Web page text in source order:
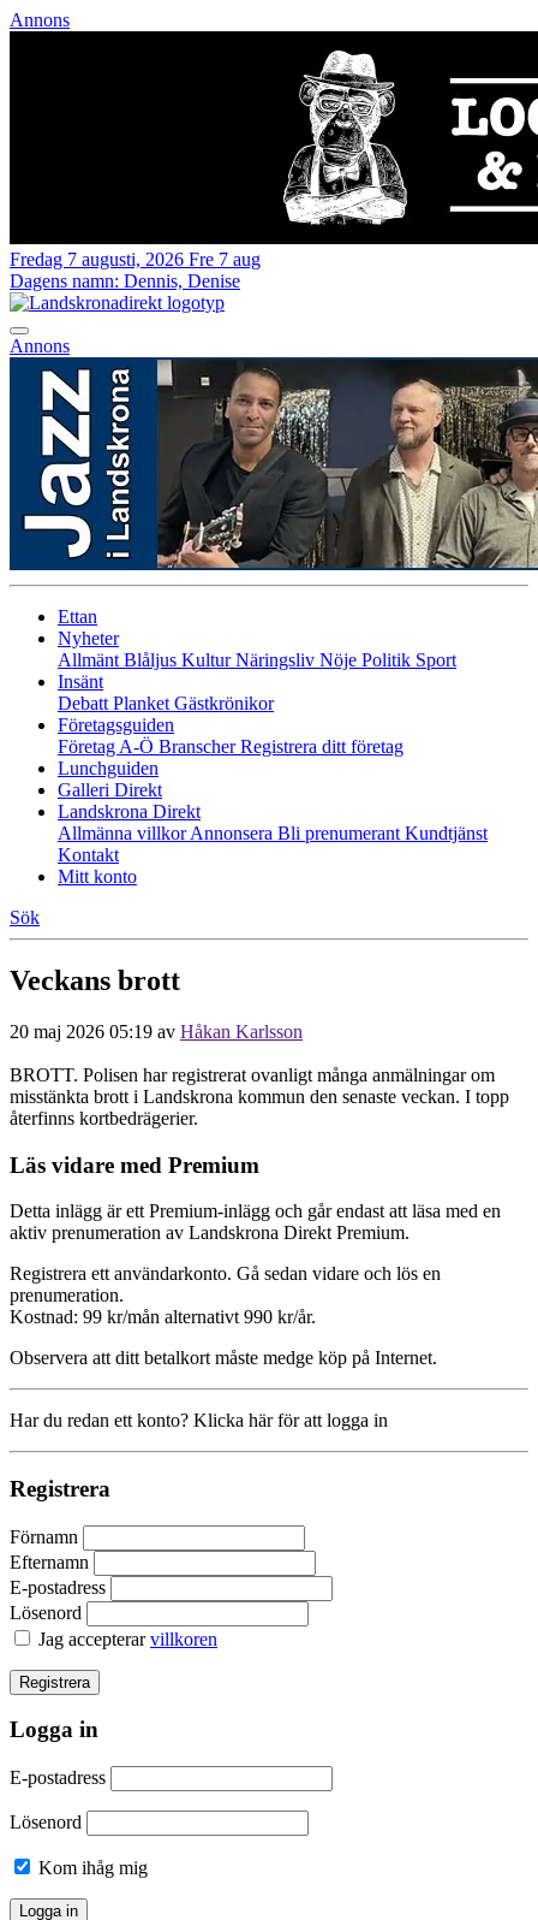
Annons
Fredag 7 augusti, 2026 Fre 7 aug
Dagens namn: Dennis, Denise
Annons
Ettan
Nyheter
Allmänt Blåljus KulturNäringsliv Nöje Politik Sport
Insänt
Debatt Planket Gästkrönikor
Företagsguiden
Företag A-Ö BranscherRegistrera ditt företag
Lunchguiden
Galleri Direkt
Landskrona Direkt
Allmänna villkorAnnonsera Bli prenumerant Kundtjänst
Kontakt
Mitt konto
Sök
Veckans brott
20 maj 2026 05:19 av Håkan Karlsson
BROTT. Polisen har registrerat ovanligt många anmälningar om
misstänkta brott i Landskrona kommun den senaste veckan. I topp
återfinns kortbedrägerier.
Läs vidare med Premium
Detta inlägg är ett Premium-inlägg och går endast att läsa med en
aktiv prenumeration av Landskrona Direkt Premium.
Registrera ett användarkonto. Gå sedan vidare och lös en
prenumeration.
Kostnad: 99 kr/mån alternativt 990 kr/år.
Observera att ditt betalkort måste medge köp på Internet.
Har du redan ett konto? Klicka här för att logga in
Registrera
Förnamn
Efternamn
E-postadress
Lösenord
Jag accepterarvillkoren
Logga in
E-postadress
Lösenord
Kom ihåg mig